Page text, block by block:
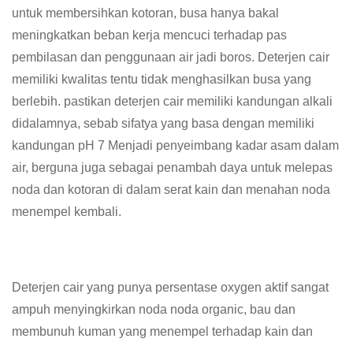
untuk membersihkan kotoran, busa hanya bakal
meningkatkan beban kerja mencuci terhadap pas
pembilasan dan penggunaan air jadi boros. Deterjen cair
memiliki kwalitas tentu tidak menghasilkan busa yang
berlebih. pastikan deterjen cair memiliki kandungan alkali
didalamnya, sebab sifatya yang basa dengan memiliki
kandungan pH 7 Menjadi penyeimbang kadar asam dalam
air, berguna juga sebagai penambah daya untuk melepas
noda dan kotoran di dalam serat kain dan menahan noda
menempel kembali.
Deterjen cair yang punya persentase oxygen aktif sangat
ampuh menyingkirkan noda noda organic, bau dan
membunuh kuman yang menempel terhadap kain dan